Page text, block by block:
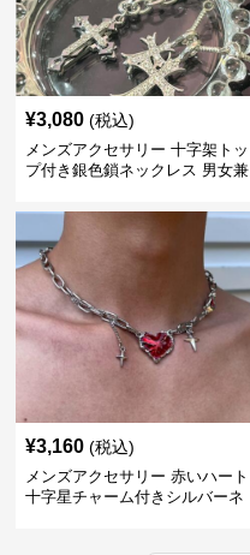
¥3,080 (税込)
メンズアクセサリー 十字架トッ
プ付き銀色鎖ネックレス 男女兼
¥3,160 (税込)
メンズアクセサリー 赤いハート
十字星チャーム付きシルバーネ